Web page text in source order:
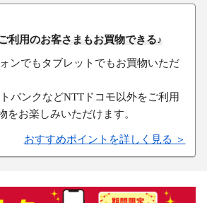
利用のお客さまもお買物できる♪
ンでもタブレットでもお買物いただ
バンクなどNTTドコモ以外をご利用
をお楽しみいただけます。
おすすめポイントを詳しく見る ＞